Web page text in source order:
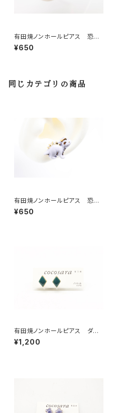
有田焼ノンホールピアス 恐
竜 パラサウロロフス
¥650
同じカテゴリの商品
有田焼ノンホールピアス 恐
竜 ステゴサウルス
¥650
有田焼ノンホールピアス ダイ
ヤ（グリーン）
¥1,200